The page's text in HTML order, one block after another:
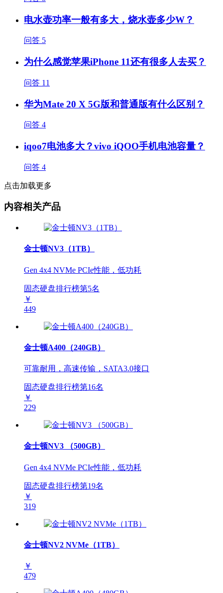
电水壶功率一般有多大，烧水壶多少W？
问答 5
为什么感觉苹果iPhone 11还有很多人去买？
问答 11
华为Mate 20 X 5G版和普通版有什么区别？
问答 4
iqoo7电池多大？vivo iQOO手机电池容量？
问答 4
点击加载更多
内容相关产品
金士顿NV3（1TB）
Gen 4x4 NVMe PCIe性能，低功耗
固态硬盘排行榜第5名
￥
449
金士顿A400（240GB）
可靠耐用，高速传输，SATA3.0接口
固态硬盘排行榜第16名
￥
229
金士顿NV3 （500GB）
Gen 4x4 NVMe PCIe性能，低功耗
固态硬盘排行榜第19名
￥
319
金士顿NV2 NVMe（1TB）
￥
479